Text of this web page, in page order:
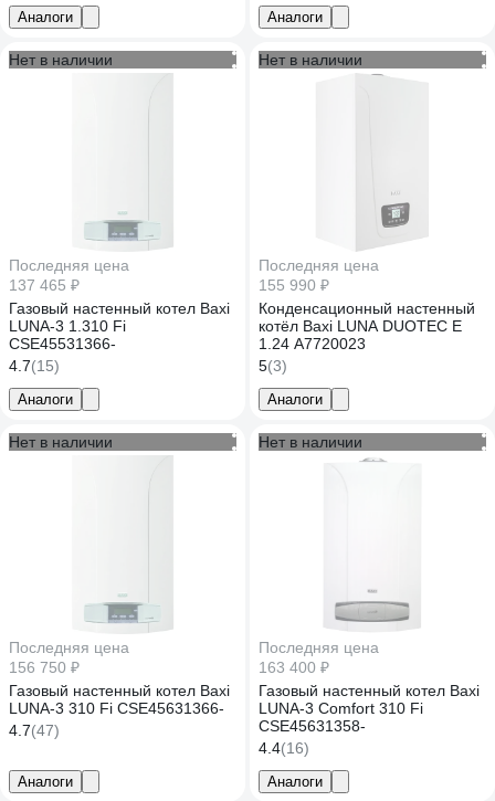
Аналоги Аналоги
Нет в наличии
Последняя цена
137 465 ₽
Газовый настенный котел Baxi
LUNA-3 1.310 Fi
CSE45531366-
4.7(15)
Аналоги
Нет в наличии
Последняя цена
155 990 ₽
Конденсационный настенный
котёл Baxi LUNA DUOTEC E
1.24 A7720023
5(3)
Аналоги
Нет в наличии
Последняя цена
156 750 ₽
Газовый настенный котел Baxi
LUNA-3 310 Fi CSE45631366-
4.7(47)
Аналоги
Нет в наличии
Последняя цена
163 400 ₽
Газовый настенный котел Baxi
LUNA-3 Comfort 310 Fi
CSE45631358-
4.4(16)
Аналоги